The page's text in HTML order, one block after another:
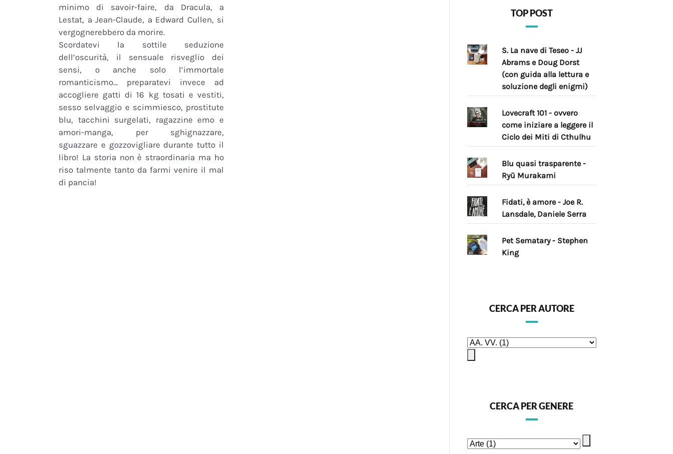
minimo di savoir-faire, da Dracula, a
Lestat, a Jean-Claude, a Edward Cullen, si
vergognerebbero da morire.
Scordatevi la sottile seduzione
dell’oscurità, il sensuale risveglio dei
sensi, o anche solo l’immortale
romanticismo… preparatevi invece ad
accogliere gatti di 16 kg tosati e vestiti,
sesso selvaggio e scimmiesco, prostitute
blu, tacchini surgelati, ragazzine emo e
amori-manga, per sghignazzare,
sguazzare e gozzovigliare durante tutto il
libro! La storia non è straordinaria ma ho
riso talmente tanto da farmi venire il mal
di pancia!
TOP POST
S. La nave di Teseo - JJ
Abrams e Doug Dorst
(con guida alla lettura e
soluzione degli enigmi)
Lovecraft 101 - ovvero
come iniziare a leggere il
Ciclo dei Miti di Cthulhu
Blu quasi trasparente -
Ryū Murakami
Fidati, è amore - Joe R.
Lansdale, Daniele Serra
Pet Sematary - Stephen
King
CERCA PER AUTORE
CERCA PER GENERE